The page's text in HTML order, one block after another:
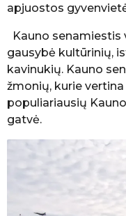
apjuostos
Kauno senamiestis
gausybė kultūrinių,
kavinukių. Kauno
žmonių, kurie
populiariausių
gatvė.